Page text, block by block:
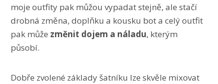
moje outfity pak můžou vypadat stejně, ale stačí
drobná změna, doplňku a kousku bot a celý outfit
pak může změnit dojem a náladu, kterým
působí.
Dobře zvolené základy šatníku lze skvěle mixovat